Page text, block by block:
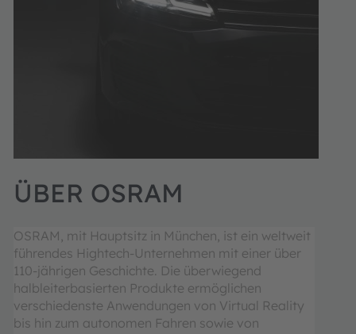
ÜBER OSRAM
OSRAM, mit Hauptsitz in München, ist ein weltweit
führendes Hightech-Unternehmen mit einer über
110-jährigen Geschichte. Die überwiegend
halbleiterbasierten Produkte ermöglichen
verschiedenste Anwendungen von Virtual Reality
bis hin zum autonomen Fahren sowie von